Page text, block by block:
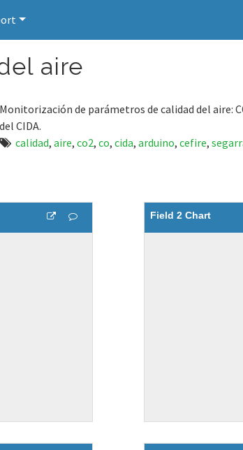
aire
Monitorización de parámetros de calidad del aire:
del CIDA.
calidad, aire, co2, co, cida, arduino, cefire,
Field 2 Chart